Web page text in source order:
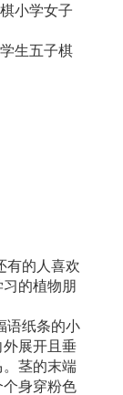
小学女子
生五子棋
有的人喜欢
的植物朋
语纸条的小
展开且垂
茎的末端
身穿粉色